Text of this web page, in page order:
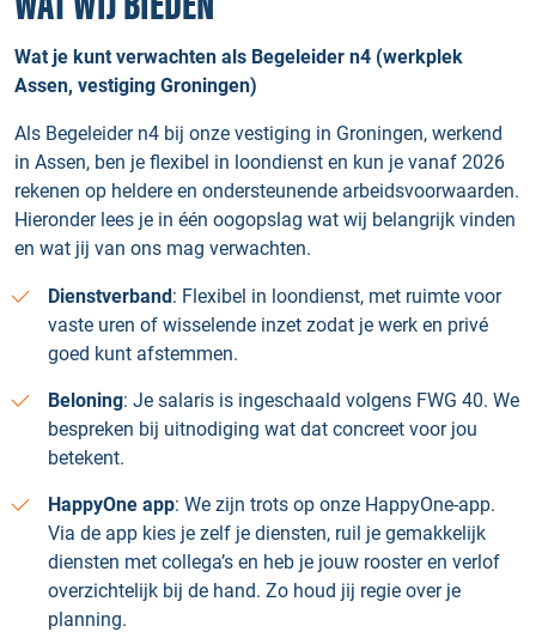
Wat je kunt verwachten als Begeleider n4 (werkplek
Assen, vestiging Groningen)
Als Begeleider n4 bij onze vestiging in Groningen, werkend
in Assen, ben je flexibel in loondienst en kun je vanaf 2026
rekenen op heldere en ondersteunende arbeidsvoorwaarden.
Hieronder lees je in één oogopslag wat wij belangrijk vinden
en wat jij van ons mag verwachten.
Dienstverband: Flexibel in loondienst, met ruimte voor
vaste uren of wisselende inzet zodat je werk en privé
goed kunt afstemmen.
Beloning: Je salaris is ingeschaald volgens FWG 40. We
bespreken bij uitnodiging wat dat concreet voor jou
betekent.
HappyOne app: We zijn trots op onze HappyOne-app.
Via de app kies je zelf je diensten, ruil je gemakkelijk
diensten met collega’s en heb je jouw rooster en verlof
overzichtelijk bij de hand. Zo houd jij regie over je
planning.